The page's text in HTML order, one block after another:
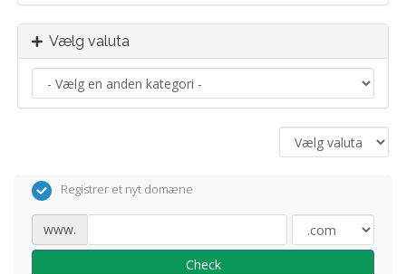
Vælg valuta
Registrer et nyt domæne
www.
Check